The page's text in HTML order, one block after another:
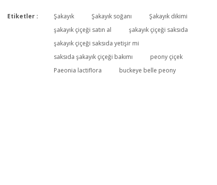
Bu ürüne ilk yorumu siz yapın!
Yorum Yaz
Etiketler : Şakayık Şakayık soğanı
Şakayık dikimi
şakayık çiçeği satın al
şakayık çiçeği saksıda
şakayık çiçeği saksıda yetişir mi
saksıda şakayık çiçeği bakımı
peony çiçek
Paeonia lactiflora
buckeye belle peony